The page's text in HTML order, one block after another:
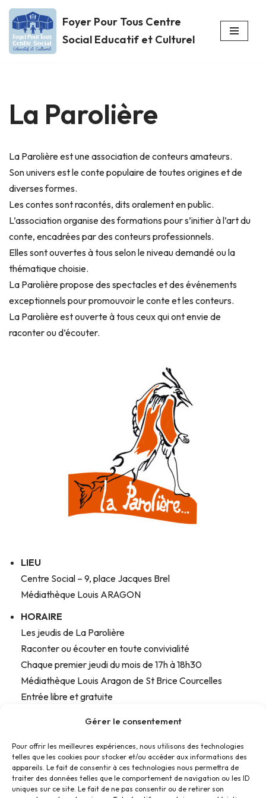
Gérer le consentement
Pour offrir les meilleures expériences, nous utilisons des technologies
telles que les cookies pour stocker et/ou accéder aux informations des
appareils. Le fait de consentir à ces technologies nous permettra de
traiter des données telles que le comportement de navigation ou les ID
uniques sur ce site. Le fait de ne pas consentir ou de retirer son
Aller
au
Foyer Pour Tous Centre
Social Educatif et Culturel
La Parolière
La Parolière est une association de conteurs amateurs.
Son univers est le conte populaire de toutes origines et de
diverses formes.
Les contes sont racontés, dits oralement en public.
L’association organise des formations pour s’initier à l’art du
conte, encadrées par des conteurs professionnels.
Elles sont ouvertes à tous selon le niveau demandé ou la
thématique choisie.
La Parolière propose des spectacles et des événements
exceptionnels pour promouvoir le conte et les conteurs.
La Parolière est ouverte à tous ceux qui ont envie de
raconter ou d’écouter.
LIEU
Centre Social – 9, place Jacques Brel
Médiathèque Louis ARAGON
HORAIRE
Les jeudis de La Parolière
Raconter ou écouter en toute convivialité
Chaque premier jeudi du mois de 17h à 18h30
Médiathèque Louis Aragon de St Brice Courcelles
Entrée libre et gratuite
Site internet :http:/laparoliere.fr/
TARIF
Adhésion à la parolière : 10 €